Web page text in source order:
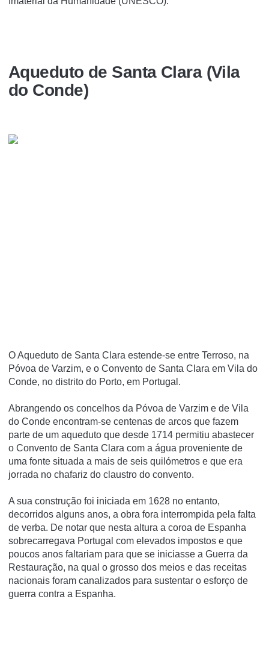
Aqueduto de Santa Clara (Vila
do Conde)
O Aqueduto de Santa Clara estende-se entre Terroso, na
Póvoa de Varzim, e o Convento de Santa Clara em Vila do
Conde, no distrito do Porto, em Portugal.
Abrangendo os concelhos da Póvoa de Varzim e de Vila
do Conde encontram-se centenas de arcos que fazem
parte de um aqueduto que desde 1714 permitiu abastecer
o Convento de Santa Clara com a água proveniente de
uma fonte situada a mais de seis quilómetros e que era
jorrada no chafariz do claustro do convento.
A sua construção foi iniciada em 1628 no entanto,
decorridos alguns anos, a obra fora interrompida pela falta
de verba. De notar que nesta altura a coroa de Espanha
sobrecarregava Portugal com elevados impostos e que
poucos anos faltariam para que se iniciasse a Guerra da
Restauração, na qual o grosso dos meios e das receitas
nacionais foram canalizados para sustentar o esforço de
guerra contra a Espanha.